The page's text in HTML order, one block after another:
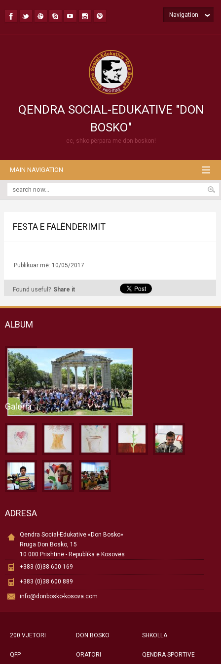
QENDRA SOCIAL-EDUKATIVE "DON
BOSKO"
ec, shko përpara me don boskon!
Navigation
MAIN NAVIGATION
FESTA E FALËNDERIMIT
Publikuar më: 10/05/2017
Found useful? Share it
ALBUM
Galeria
ADRESA
Qendra Social-Edukative «Don Bosko»
Rruga Don Bosko, 15
10 000 Prishtinë - Republika e Kosovës
+383 (0)38 600 169
+383 (0)38 600 889
info@donbosko-kosova.com
200 VJETORI DON BOSKO SHKOLLA
QFP ORATORI QENDRA SPORTIVE